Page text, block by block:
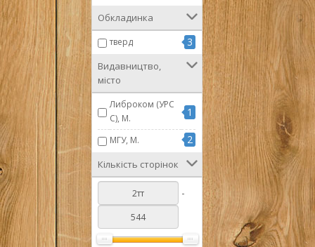
Обкладинка
тверд 3
Видавництво,
місто
Либроком (УРС
С), М.
1
МГУ, М. 2
Кількість сторінок
-